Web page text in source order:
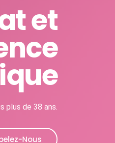
et
plus de 38 ans.
Nous